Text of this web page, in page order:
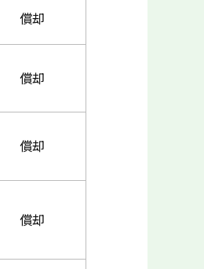
償却
償却
償却
償却